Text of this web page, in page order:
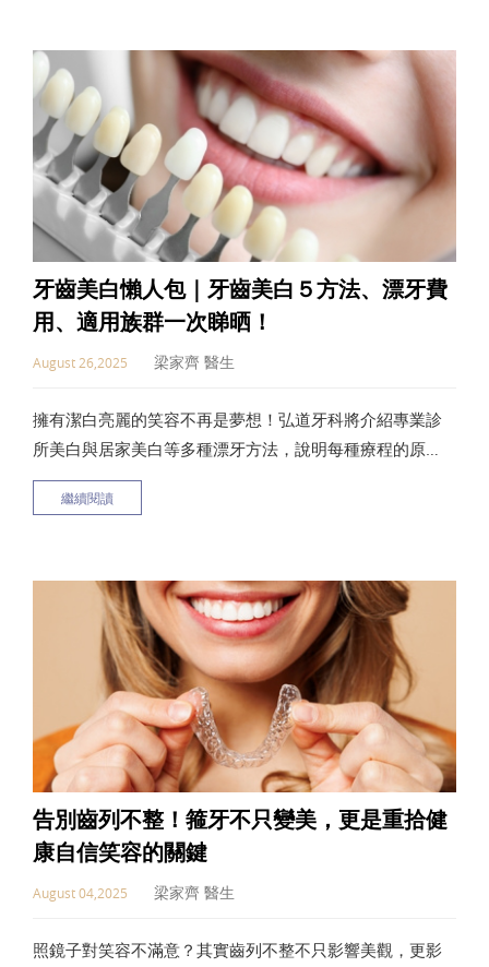
牙齒美白懶人包｜牙齒美白５方法、漂牙費
用、適用族群一次睇晒！
August 26,2025 梁家齊 醫生
擁有潔白亮麗的笑容不再是夢想！弘道牙科將介紹專業診
所美白與居家美白等多種漂牙方法，說明每種療程的原
理、費用、適用對象、優缺點及注意事項等相關資訊。無
論你是追求快速效果還是安全保養，本文都能幫你找到最
繼續閱讀
告別齒列不整！箍牙不只變美，更是重拾健
康自信笑容的關鍵
August 04,2025 梁家齊 醫生
照鏡子對笑容不滿意？其實齒列不整不只影響美觀，更影